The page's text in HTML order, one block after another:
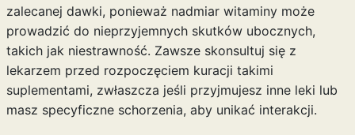
zalecanej dawki, ponieważ nadmiar witaminy może
prowadzić do nieprzyjemnych skutków ubocznych,
takich jak niestrawność. Zawsze skonsultuj się z
lekarzem przed rozpoczęciem kuracji takimi
suplementami, zwłaszcza jeśli przyjmujesz inne leki lub
masz specyficzne schorzenia, aby unikać interakcji.